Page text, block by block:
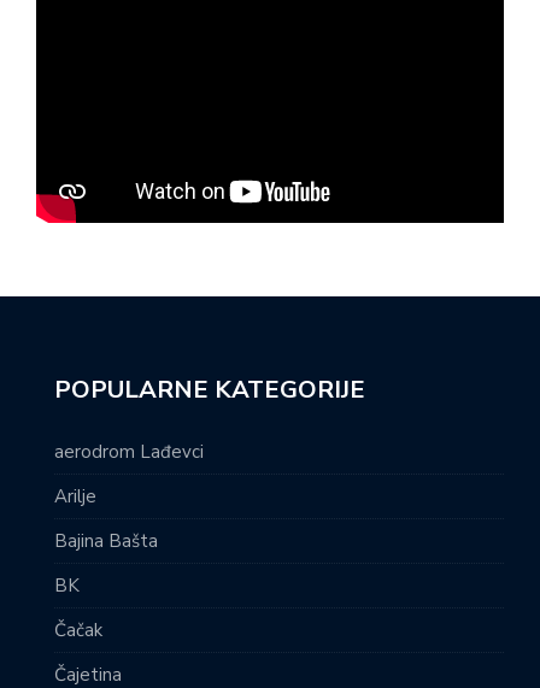
POPULARNE KATEGORIJE
aerodrom Lađevci
Arilje
Bajina Bašta
BK
Čačak
Čajetina